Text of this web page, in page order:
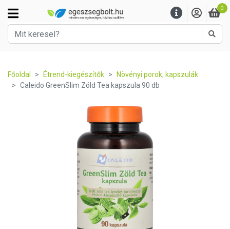
0
Főoldal Étrend-kiegészítők
Növényi porok, kapszulák
Caleido GreenSlim Zöld Tea kapszula 90 db